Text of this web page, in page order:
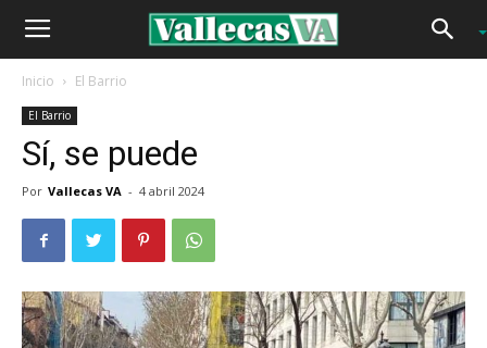
Inicio El Barrio
El Barrio
Sí, se puede
Por Vallecas VA - 4 abril 2024